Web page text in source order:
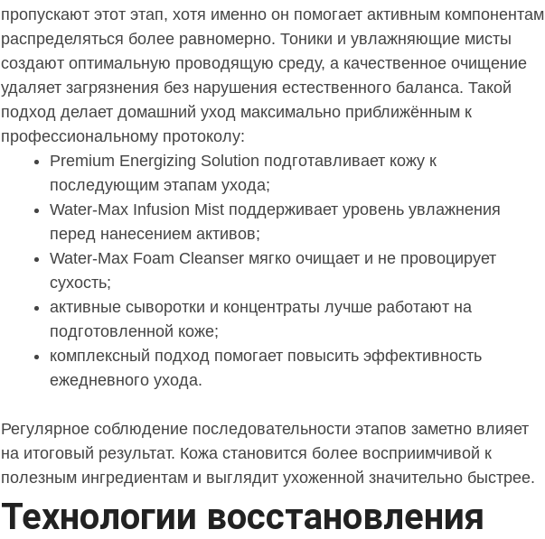
пропускают этот этап, хотя именно он помогает активным компонентам
распределяться более равномерно. Тоники и увлажняющие мисты
создают оптимальную проводящую среду, а качественное очищение
удаляет загрязнения без нарушения естественного баланса. Такой
подход делает домашний уход максимально приближённым к
профессиональному протоколу:
Premium Energizing Solution подготавливает кожу к
последующим этапам ухода;
Water-Max Infusion Mist поддерживает уровень увлажнения
перед нанесением активов;
Water-Max Foam Cleanser мягко очищает и не провоцирует
сухость;
активные сыворотки и концентраты лучше работают на
подготовленной коже;
комплексный подход помогает повысить эффективность
ежедневного ухода.
Регулярное соблюдение последовательности этапов заметно влияет
на итоговый результат. Кожа становится более восприимчивой к
полезным ингредиентам и выглядит ухоженной значительно быстрее.
Технологии восстановления